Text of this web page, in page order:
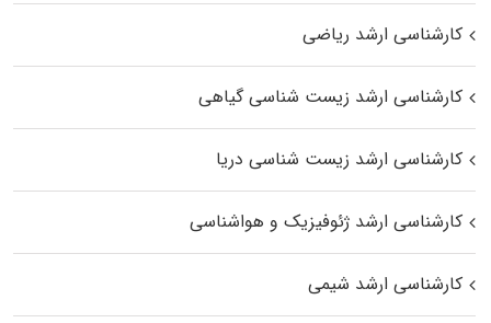
کارشناسی ارشد ریاضی
کارشناسی ارشد زیست‌ شناسی گیاهی
کارشناسی ارشد زیست‌ شناسی دریا
کارشناسی ارشد ژئوفیزیک و هواشناسی
کارشناسی ارشد شیمی